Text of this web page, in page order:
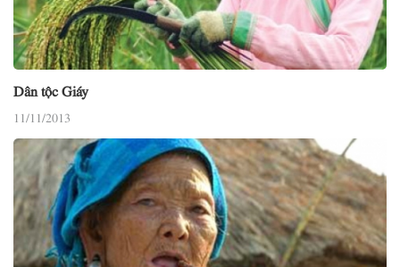
Dân tộc Giáy
11/11/2013